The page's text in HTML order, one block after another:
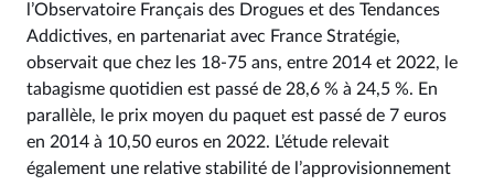
l’Observatoire Français des Drogues et des Tendances
Addictives, en partenariat avec France Stratégie,
observait que chez les 18-75 ans, entre 2014 et 2022, le
tabagisme quotidien est passé de 28,6 % à 24,5 %. En
parallèle, le prix moyen du paquet est passé de 7 euros
en 2014 à 10,50 euros en 2022. L’étude relevait
également une relative stabilité de l’approvisionnement